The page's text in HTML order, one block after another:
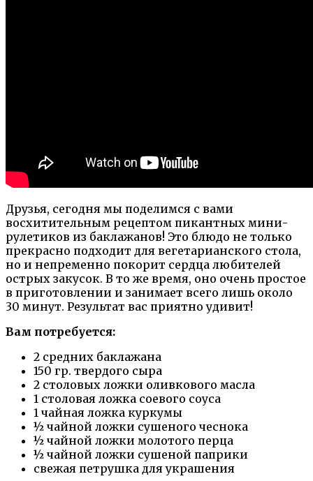
Друзья, сегодня мы поделимся с вами
восхитительным рецептом пикантных мини-
рулетиков из баклажанов! Это блюдо не только
прекрасно подходит для вегетарианского стола,
но и непременно покорит сердца любителей
острых закусок. В то же время, оно очень простое
в приготовлении и занимает всего лишь около
30 минут. Результат вас приятно удивит!
Вам потребуется:
2 средних баклажана
150 гр. твердого сыра
2 столовых ложки оливкового масла
1 столовая ложка соевого соуса
1 чайная ложка куркумы
½ чайной ложки сушеного чеснока
½ чайной ложки молотого перца
½ чайной ложки сушеной паприки
свежая петрушка для украшения